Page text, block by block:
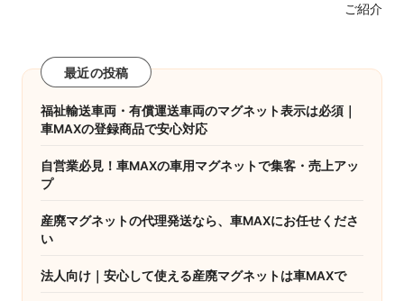
ご紹介
最近の投稿
福祉輸送車両・有償運送車両のマグネット表示は必須｜
車MAXの登録商品で安心対応
自営業必見！車MAXの車用マグネットで集客・売上アッ
プ
産廃マグネットの代理発送なら、車MAXにお任せくださ
い
法人向け｜安心して使える産廃マグネットは車MAXで